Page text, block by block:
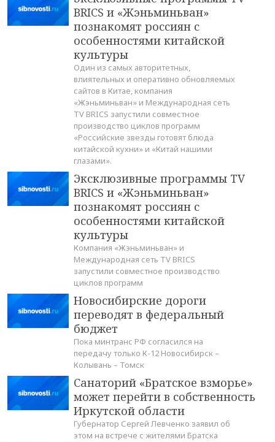
BRICS и «Жэньминьван»
познакомят россиян с
особенностями китайской
культуры
Один из самых авторитетных,
влиятельных и оперативно обновляемых
сайтов в Китае, компания
«Жэньминьван» и Международная сеть
TV BRICS запустили совместное
производство циклов программ
«Российские звезды готовят блюда
китайской кухни» и «Китай нашими
глазами».
Эксклюзивные программы TV
BRICS и «Жэньминьван»
познакомят россиян с
особенностями китайской
культуры
Компания «Жэньминьван» и
Международная сеть TV BRICS
запустили совместное производство
циклов программ
Новосибирские дороги
переводят в федеральный
бюджет
Пока минтранс РФ согласился на
передачу только К-12 Новосибирск –
Колывань – Томск
Санаторий «Братское взморье»
может перейти в собственность
Иркутской области
Губернатор Сергей Левченко заявил об
этом на встрече с жителями Братска